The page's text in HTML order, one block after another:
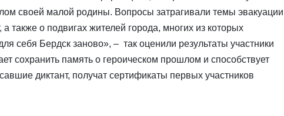
своей малой родины. Вопросы затрагивали темы эвакуации
также о подвигах жителей города, многих из которых
себя Бердск заново», – так оценили результаты участники
сохранить память о героическом прошлом и способствует
диктант, получат сертификаты первых участников